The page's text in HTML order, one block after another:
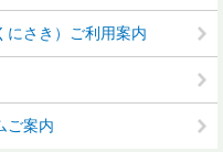
にさき）ご利用案内
ご案内